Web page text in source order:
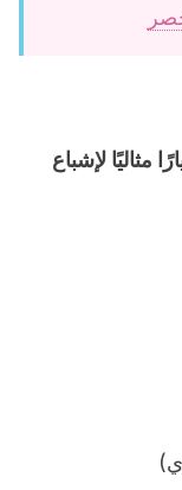
مثاليًا لإشباع